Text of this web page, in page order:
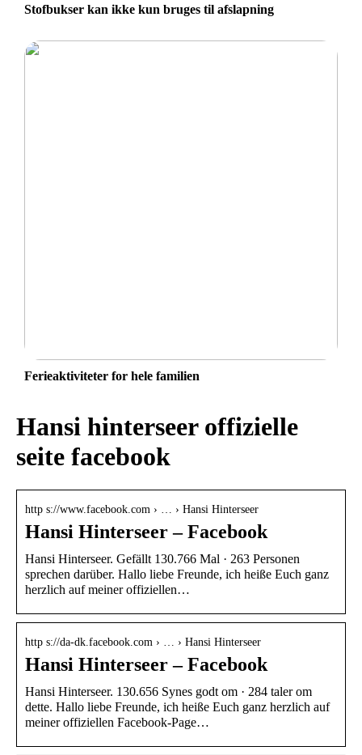
Stofbukser kan ikke kun bruges til afslapning
Ferieaktiviteter for hele familien
Hansi hinterseer offizielle
seite facebook
http s://www.facebook.com › … › Hansi Hinterseer
Hansi Hinterseer – Facebook
Hansi Hinterseer. Gefällt 130.766 Mal · 263 Personen
sprechen darüber. Hallo liebe Freunde, ich heiße Euch ganz
herzlich auf meiner offiziellen…
http s://da-dk.facebook.com › … › Hansi Hinterseer
Hansi Hinterseer – Facebook
Hansi Hinterseer. 130.656 Synes godt om · 284 taler om
dette. Hallo liebe Freunde, ich heiße Euch ganz herzlich auf
meiner offiziellen Facebook-Page…